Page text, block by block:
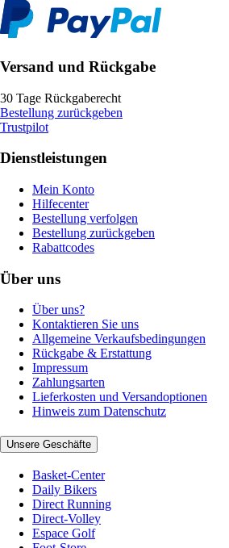
Versand und Rückgabe
30 Tage Rückgaberecht
Bestellung zurückgeben
Trustpilot
Dienstleistungen
Mein Konto
Hilfecenter
Bestellung verfolgen
Bestellung zurückgeben
Rabattcodes
Über uns
Über uns?
Kontaktieren Sie uns
Allgemeine Verkaufsbedingungen
Rückgabe & Erstattung
Impressum
Zahlungsarten
Lieferkosten und Versandoptionen
Hinweis zum Datenschutz
Unsere Geschäfte
Basket-Center
Daily Bikers
Direct Running
Direct-Volley
Espace Golf